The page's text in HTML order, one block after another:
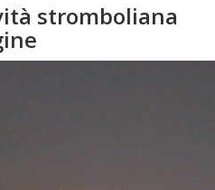
stromboliana